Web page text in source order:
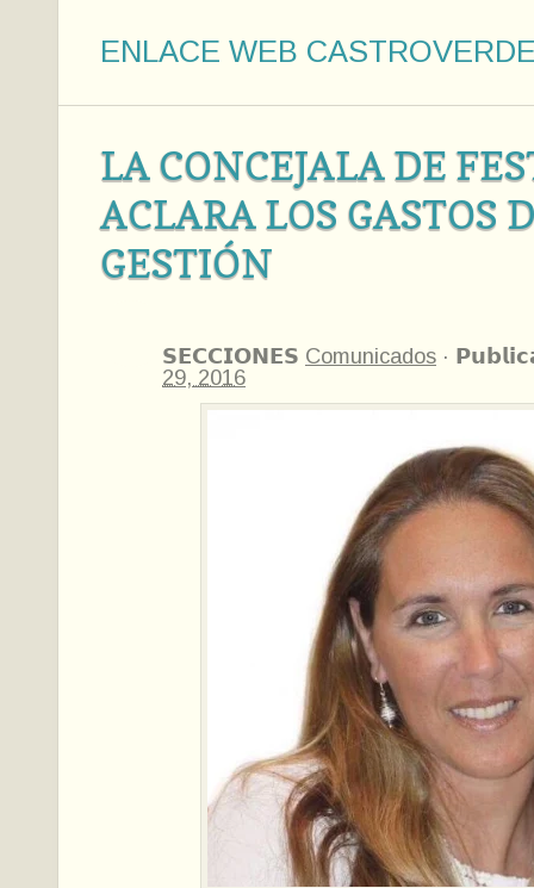
ENLACE WEB
LA CONCEJALA DE
ACLARA LOS GASTOS
GESTIÓN
𝗦𝗘𝗖𝗖𝗜𝗢𝗡𝗘𝗦 Comunicados ·
29, 2016